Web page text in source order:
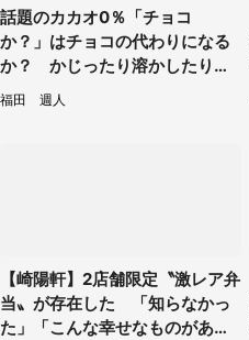
話題のカカオ0％「チョコ
か？」はチョコの代わりになる
か？ かじったり溶かしたりし
て食べてみた
福田 週人
【崎陽軒】2店舗限定〝激レア弁
当〟が存在した 「知らなかっ
た」「こんな幸せなものがあっ